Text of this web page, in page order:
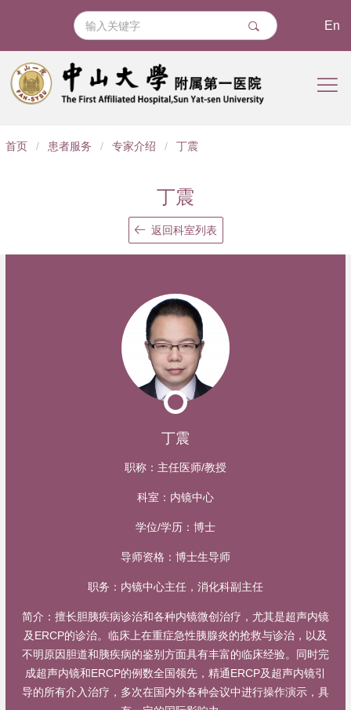
En
导
首页 / 患者服务 / 专家介绍 / 丁震
丁震
返回科室列表
丁震
职称： 主任医师/教授
科室： 内镜中心
学位/学历： 博士
导师资格： 博士生导师
职务： 内镜中心主任，消化科副主任
简介： 擅长胆胰疾病诊治和各种内镜微创治疗，尤其是超声内镜
及ERCP的诊治。临床上在重症急性胰腺炎的抢救与诊治，以及
不明原因胆道和胰疾病的鉴别方面具有丰富的临床经验。同时完
成超声内镜和ERCP的例数全国领先，精通ERCP及超声内镜引
导的所有介入治疗，多次在国内外各种会议中进行操作演示，具